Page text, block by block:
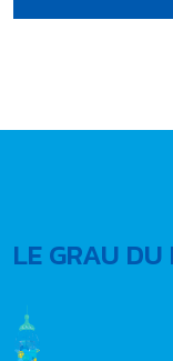
LE GRAU DU